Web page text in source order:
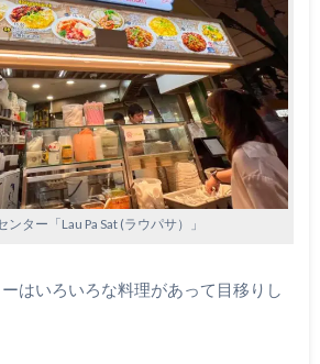
ンター「Lau Pa Sat (ラウパサ）」
はいろいろな料理があって目移りし